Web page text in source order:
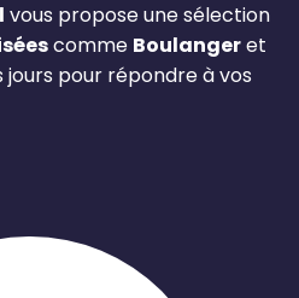
vous propose une sélection
comme Boulangeret
jours pour répondre à vos